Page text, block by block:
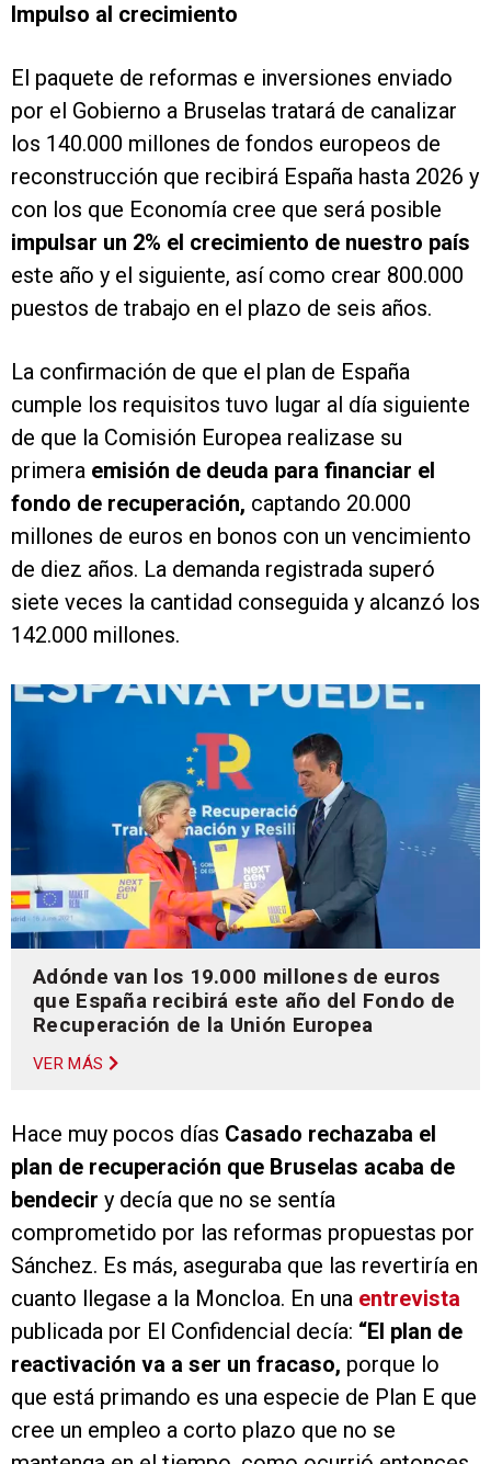
Impulso al crecimiento
El paquete de reformas e inversiones enviado
por el Gobierno a Bruselas tratará de canalizar
los 140.000 millones de fondos europeos de
reconstrucción que recibirá España hasta 2026 y
con los que Economía cree que será posible
impulsar un 2% el crecimiento de nuestro país
este año y el siguiente, así como crear 800.000
puestos de trabajo en el plazo de seis años.
La confirmación de que el plan de España
cumple los requisitos tuvo lugar al día siguiente
de que la Comisión Europea realizase su
primera emisión de deuda para financiar el
fondo de recuperación, captando 20.000
millones de euros en bonos con un vencimiento
de diez años. La demanda registrada superó
siete veces la cantidad conseguida y alcanzó los
142.000 millones.
Adónde van los 19.000 millones de euros
que España recibirá este año del Fondo de
Recuperación de la Unión Europea
VER MÁS
Hace muy pocos días Casado rechazaba el
plan de recuperación que Bruselas acaba de
bendecir y decía que no se sentía
comprometido por las reformas propuestas por
Sánchez. Es más, aseguraba que las revertiría en
cuanto llegase a la Moncloa. En una entrevista
publicada por El Confidencial decía: “El plan de
reactivación va a ser un fracaso, porque lo
que está primando es una especie de Plan E que
cree un empleo a corto plazo que no se